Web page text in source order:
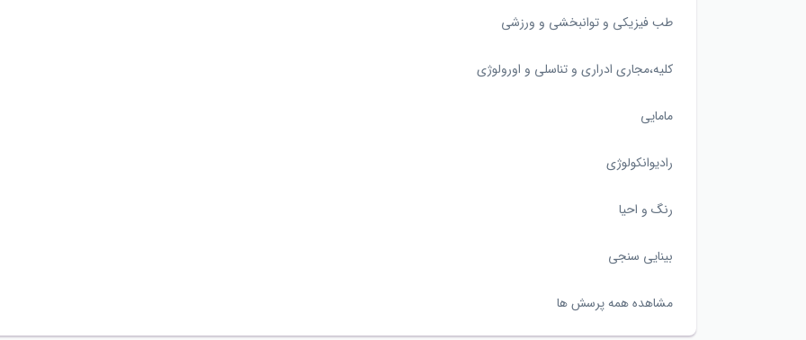
طب فیزیکی و توانبخشی و ورزشی
کلیه،مجاری ادراری و تناسلی و اورولوژی
مامایی
رادیوانکولوژی
رنگ و احیا
بینایی سنجی
مشاهده همه پرسش ها